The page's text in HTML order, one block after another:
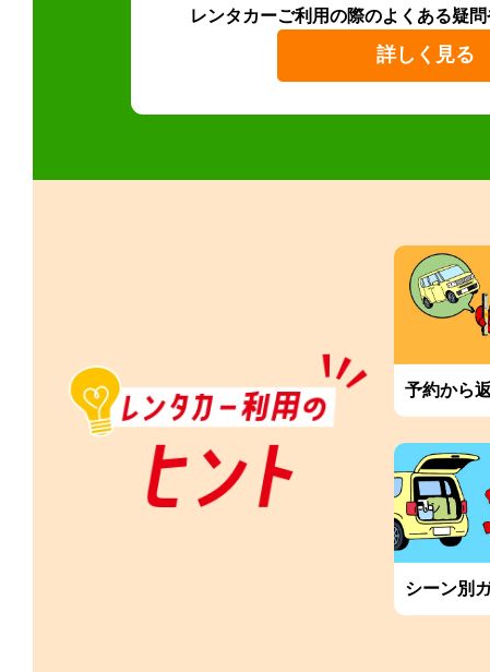
レンタカーご利用の際のよくある疑問
詳しく見る
予約から
シーン別